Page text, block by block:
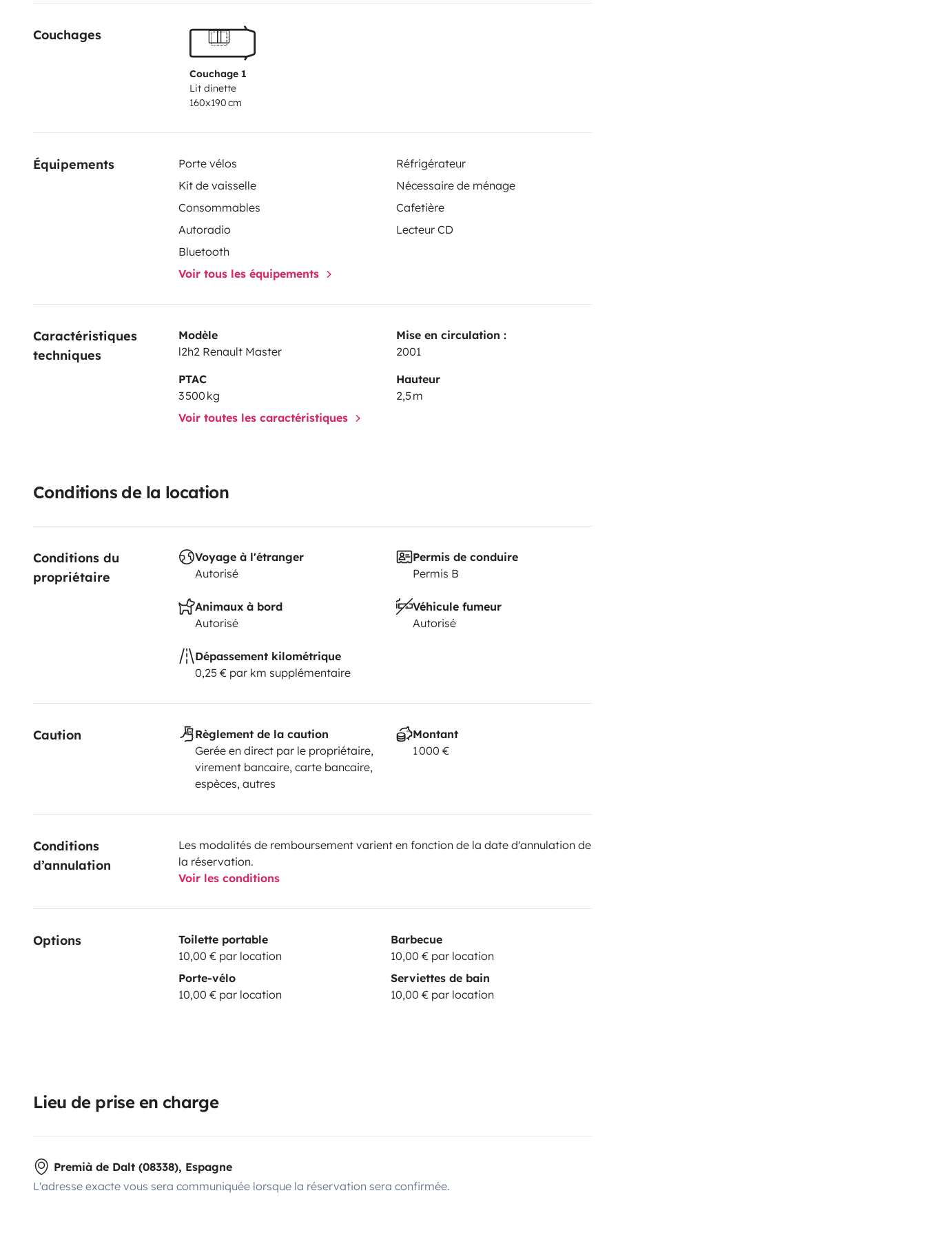
crate, suitable for large dogs up to 40 kg.We hope you enjoy it as much as we do! All
trips with Margarita are wonderful.
Couchages
Couchage 1
Lit dinette
160x190 cm
Équipements Porte vélos
Réfrigérateur
Kit de vaisselle
Nécessaire de ménage
Consommables
Cafetière
Autoradio
Lecteur CD
Bluetooth
Voir tous les équipements
Caractéristiques
techniques
Modèle
l2h2 Renault Master
Mise en circulation :
2001
PTAC
3 500 kg
Hauteur
2,5 m
Voir toutes les caractéristiques
Conditions de la location
Conditions du
propriétaire
Voyage à l'étranger
Autorisé
Permis de conduire
Permis B
Animaux à bord
Autorisé
Véhicule fumeur
Autorisé
Dépassement kilométrique
0,25 € par km supplémentaire
Caution
Règlement de la caution
Gerée en direct par le propriétaire,
virement bancaire, carte bancaire,
espèces, autres
Montant
1 000 €
Conditions
d’annulation
Les modalités de remboursement varient en fonction de la date d'annulation de
la réservation.
Voir les conditions
Options
Toilette portable
10,00 € par location
Barbecue
10,00 € par location
Porte-vélo
10,00 € par location
Serviettes de bain
10,00 € par location
Lieu de prise en charge
Premià de Dalt (08338), Espagne
L'adresse exacte vous sera communiquée lorsque la réservation sera confirmée.